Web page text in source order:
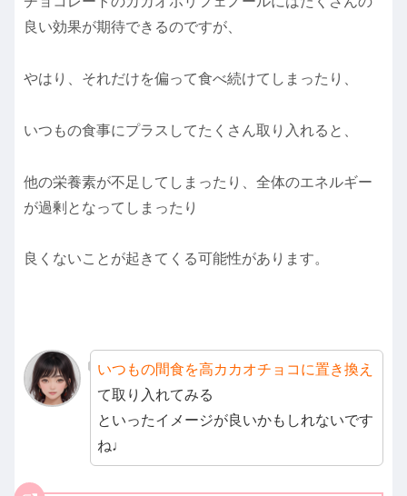
良い効果が期待できるのですが、
やはり、それだけを偏って食べ続けてしまったり、
いつもの食事にプラスしてたくさん取り入れると、
他の栄養素が不足してしまったり、全体のエネルギー
が過剰となってしまったり
良くないことが起きてくる可能性があります。
いつもの間食を高カカオチョコに置き換え
て取り入れてみる
といったイメージが良いかもしれないです
ね♩